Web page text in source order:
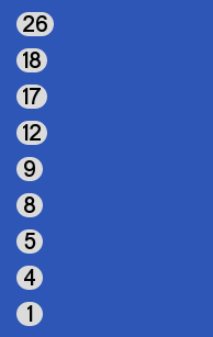
26
18
17
12
9
8
5
4
1